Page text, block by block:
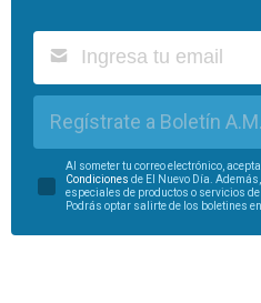
Regístrate a Boletín A.M.
Al someter tu correo electrónico,
Condiciones de El Nuevo Día.
especiales de productos o servicios
Podrás optar salirte de los boletines